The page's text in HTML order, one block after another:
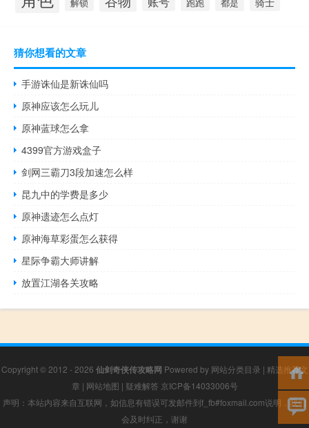
猜你想看的文章
手游诛仙是新诛仙吗
原神应该怎么玩儿
原神蓝球怎么拿
4399官方游戏盒子
剑网三霸刀3段加速怎么样
昆九中的学费是多少
原神遗迹怎么点灯
原神海草彩蛋怎么获得
星际争霸大师讲解
放置江湖各关攻略
Copyright © 2012 - 2026 仙剑奇侠传攻略网 Powered by 网站分类目录 | 精选推荐文
章 | 网站地图 | 疑难解答 京ICP备14033006号
声明：本站内容来自互联网，如信息有错误可发邮件到f_fb#foxmail.com说明，我们
会及时纠正，谢谢